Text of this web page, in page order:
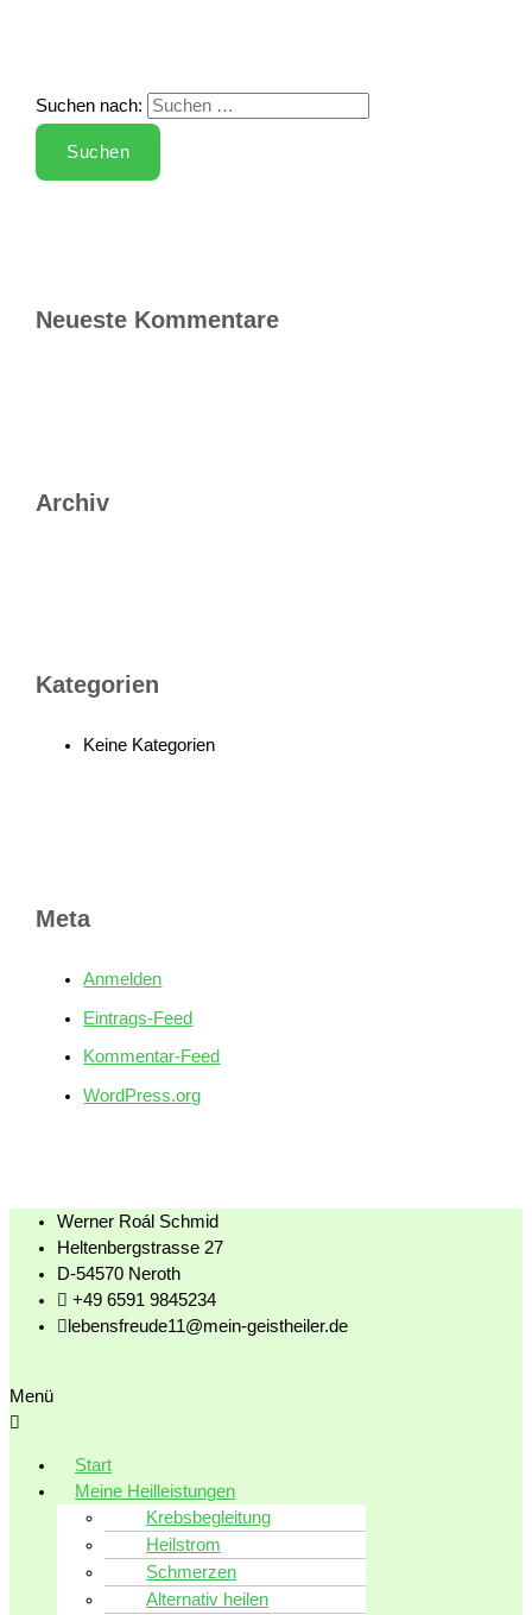
Suchen nach:
Neueste Kommentare
Archiv
Kategorien
Keine Kategorien
Meta
Anmelden
Eintrags-Feed
Kommentar-Feed
WordPress.org
Werner Roál Schmid
Heltenbergstrasse 27
D-54570 Neroth
+49 6591 9845234
lebensfreude11@mein-geistheiler.de
Menü
Start
Meine Heilleistungen
Krebsbegleitung
Heilstrom
Schmerzen
Alternativ heilen